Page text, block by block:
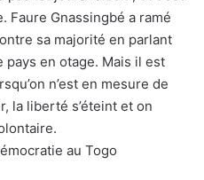
Faure Gnassingbé a ramé
sa majorité en parlant
en otage. Mais il est
n’est en mesure de
la liberté s’éteint et on
au Togo